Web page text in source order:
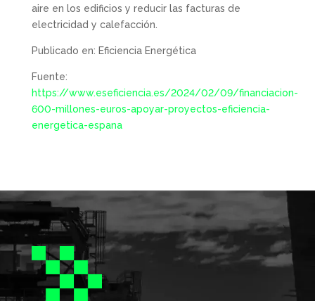
aire en los edificios y reducir las facturas de
electricidad y calefacción.
Publicado en: Eficiencia Energética
Fuente:
https://www.eseficiencia.es/2024/02/09/financiacion-
600-millones-euros-apoyar-proyectos-eficiencia-
energetica-espana